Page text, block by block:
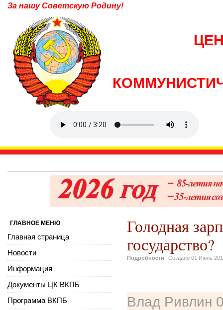
За нашу Советскую Родину!
Голодная
государство?
Подробности Создано 01 Июнь
Влад Ривлин
ГЛАВНОЕ МЕНЮ
Главная страница
Новости
Информация
Документы ЦК ВКПБ
Программа ВКПБ